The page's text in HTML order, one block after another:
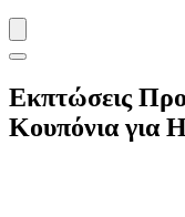
Εκπτώσεις
Κουπόνια για